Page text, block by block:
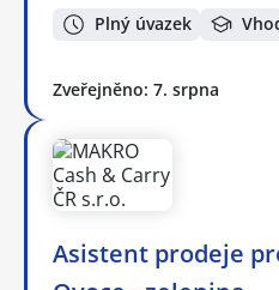
Plný úvazek
Zveřejněno: 7. srpna
Asistent prodeje